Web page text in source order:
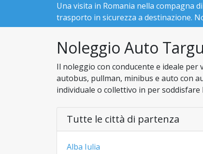
Una visita in Romania nella compagna
trasporto in sicurezza a destinazione.
Noleggio Auto
Il noleggio con conducente e ideale
autobus, pullman, minibus e auto con
individuale o collettivo in per
Tutte le città di partenza
Alba Iulia